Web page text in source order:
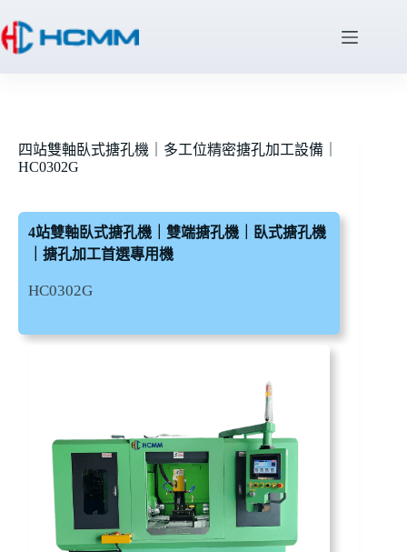
四站雙軸臥式搪孔機｜多工位精密搪孔加工設備｜
HC0302G
4站雙軸臥式搪孔機｜雙端搪孔機｜臥式搪孔機
｜搪孔加工首選專用機
HC0302G